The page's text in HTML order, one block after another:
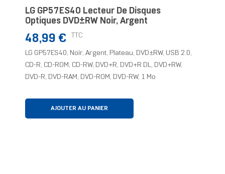
LG GP57ES40 Lecteur De Disques
Optiques DVD±RW Noir, Argent
Prix
48,99 € TTC
LG GP57ES40, Noir, Argent, Plateau, DVD±RW, USB 2.0,
CD-R, CD-ROM, CD-RW, DVD+R, DVD+R DL, DVD+RW,
DVD-R, DVD-RAM, DVD-ROM, DVD-RW, 1 Mo
AJOUTER AU PANIER